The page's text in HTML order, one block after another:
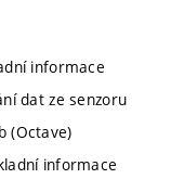
informace
dat ze senzoru
(Octave)
informace